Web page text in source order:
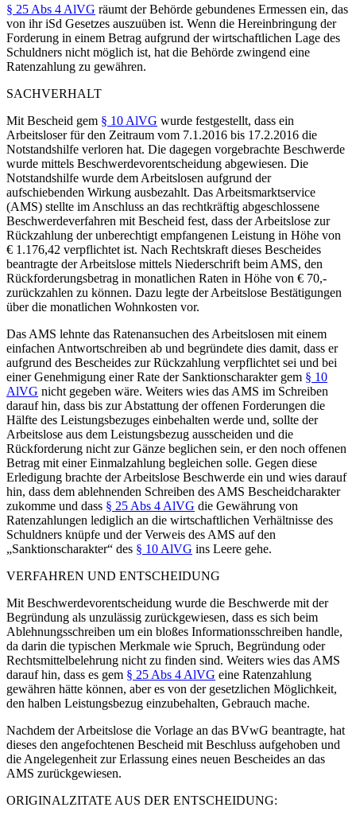
§ 25 Abs 4 AlVG räumt der Behörde gebundenes Ermessen ein, das
von ihr iSd Gesetzes auszuüben ist. Wenn die Hereinbringung der
Forderung in einem Betrag aufgrund der wirtschaftlichen Lage des
Schuldners nicht möglich ist, hat die Behörde zwingend eine
Ratenzahlung zu gewähren.
SACHVERHALT
Mit Bescheid gem § 10 AlVG wurde festgestellt, dass ein
Arbeitsloser für den Zeitraum vom 7.1.2016 bis 17.2.2016 die
Notstandshilfe verloren hat. Die dagegen vorgebrachte Beschwerde
wurde mittels Beschwerdevorentscheidung abgewiesen. Die
Notstandshilfe wurde dem Arbeitslosen aufgrund der
aufschiebenden Wirkung ausbezahlt. Das Arbeitsmarktservice
(AMS) stellte im Anschluss an das rechtkräftig abgeschlossene
Beschwerdeverfahren mit Bescheid fest, dass der Arbeitslose zur
Rückzahlung der unberechtigt empfangenen Leistung in Höhe von
€ 1.176,42 verpflichtet ist. Nach Rechtskraft dieses Bescheides
beantragte der Arbeitslose mittels Niederschrift beim AMS, den
Rückforderungsbetrag in monatlichen Raten in Höhe von € 70,-
zurückzahlen zu können. Dazu legte der Arbeitslose Bestätigungen
über die monatlichen Wohnkosten vor.
Das AMS lehnte das Ratenansuchen des Arbeitslosen mit einem
einfachen Antwortschreiben ab und begründete dies damit, dass er
aufgrund des Bescheides zur Rückzahlung verpflichtet sei und bei
einer Genehmigung einer Rate der Sanktionscharakter gem § 10
AlVG nicht gegeben wäre. Weiters wies das AMS im Schreiben
darauf hin, dass bis zur Abstattung der offenen Forderungen die
Hälfte des Leistungsbezuges einbehalten werde und, sollte der
Arbeitslose aus dem Leistungsbezug ausscheiden und die
Rückforderung nicht zur Gänze beglichen sein, er den noch offenen
Betrag mit einer Einmalzahlung begleichen solle. Gegen diese
Erledigung brachte der Arbeitslose Beschwerde ein und wies darauf
hin, dass dem ablehnenden Schreiben des AMS Bescheidcharakter
zukomme und dass § 25 Abs 4 AlVG die Gewährung von
Ratenzahlungen lediglich an die wirtschaftlichen Verhältnisse des
Schuldners knüpfe und der Verweis des AMS auf den
„Sanktionscharakter“ des § 10 AlVG ins Leere gehe.
VERFAHREN UND ENTSCHEIDUNG
Mit Beschwerdevorentscheidung wurde die Beschwerde mit der
Begründung als unzulässig zurückgewiesen, dass es sich beim
Ablehnungsschreiben um ein bloßes Informationsschreiben handle,
da darin die typischen Merkmale wie Spruch, Begründung oder
Rechtsmittelbelehrung nicht zu finden sind. Weiters wies das AMS
darauf hin, dass es gem § 25 Abs 4 AlVG eine Ratenzahlung
gewähren hätte können, aber es von der gesetzlichen Möglichkeit,
den halben Leistungsbezug einzubehalten, Gebrauch mache.
Nachdem der Arbeitslose die Vorlage an das BVwG beantragte, hat
dieses den angefochtenen Bescheid mit Beschluss aufgehoben und
die Angelegenheit zur Erlassung eines neuen Bescheides an das
AMS zurückgewiesen.
ORIGINALZITATE AUS DER ENTSCHEIDUNG: